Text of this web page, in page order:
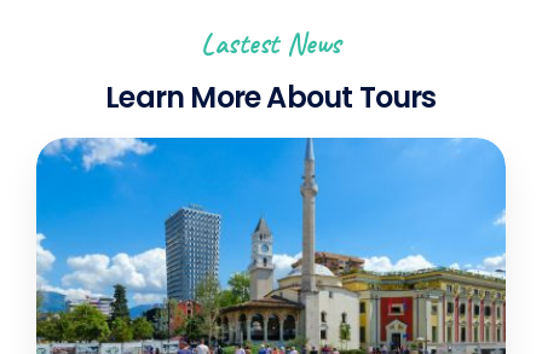
Lastest News
Learn More About Tours